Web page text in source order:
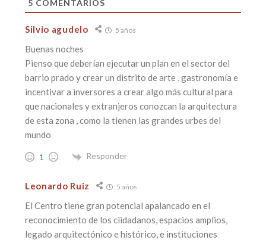
5 COMENTARIOS
Silvio agudelo 5 años
Buenas noches
Pienso que deberían ejecutar un plan en el sector del
barrio prado y crear un distrito de arte , gastronomía e
incentivar a inversores a crear algo más cultural para
que nacionales y extranjeros conozcan la arquitectura
de esta zona , como la tienen las grandes urbes del
mundo
1 Responder
Leonardo Ruiz 5 años
El Centro tiene gran potencial apalancado en el
reconocimiento de los ciidadanos, espacios amplios,
legado arquitectónico e histórico, e instituciones